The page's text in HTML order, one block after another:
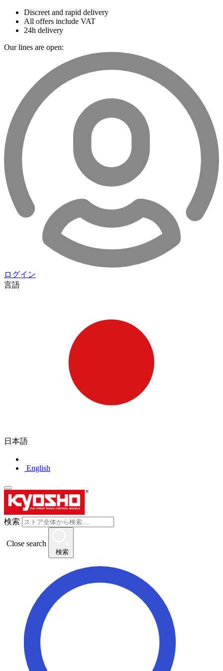
Discreet and rapid delivery
All offers include VAT
24h delivery
Our lines are open:
ログイン
言語
日本語
English
検索
Close search
検索